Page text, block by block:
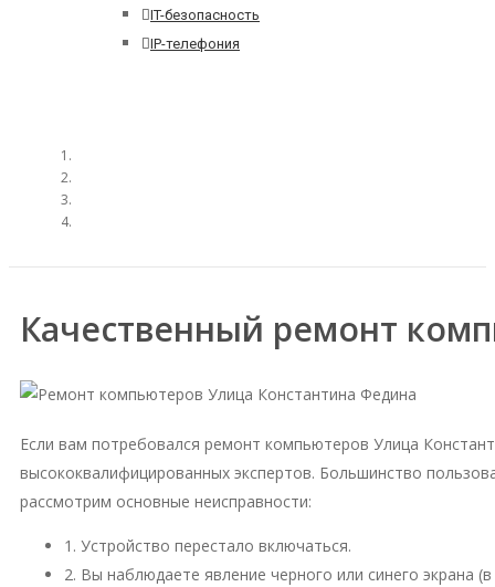
IT-безопасность
IP-телефония
Качественный ремонт
Если вам потребовался ремонт компьютеров Улица
высококвалифицированных экспертов. Большинство
рассмотрим основные неисправности:
1. Устройство перестало включаться.
2. Вы наблюдаете явление черного или синего экрана